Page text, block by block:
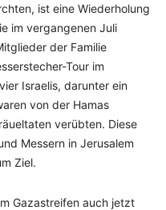
ist eine Wiederholung
im vergangenen Juli
der Familie
Tour im
Israelis, darunter ein
von der Hamas
verübten. Diese
Messern in Jerusalem
Ziel.
Gazastreifen auch jetzt